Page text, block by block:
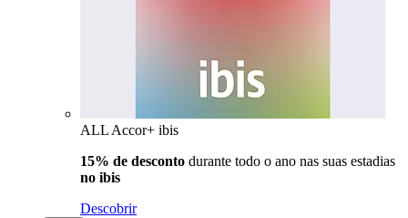
ALL Accor+ ibis
15% de desconto durante todo o ano nas suas estadias
no ibis
Descobrir